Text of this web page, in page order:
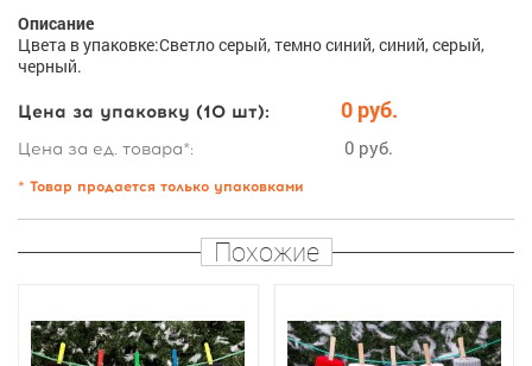
Описание
Цвета в упаковке:Светло серый, темно синий, синий, серый,
черный.
Цена за упаковку (10 шт): 0 руб.
Цена за ед. товара*: 0 руб.
* Товар продается только упаковками
Похожие